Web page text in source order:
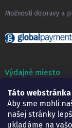
Táto
Aby sme mohli
našej stránky
ukladáme na
Možnosti dopravy a
Výdajné miesto
Lekáreň ADONAI
Košice – Smetanova
Pondelok:
07.30 –
Utorok:
07.30 –